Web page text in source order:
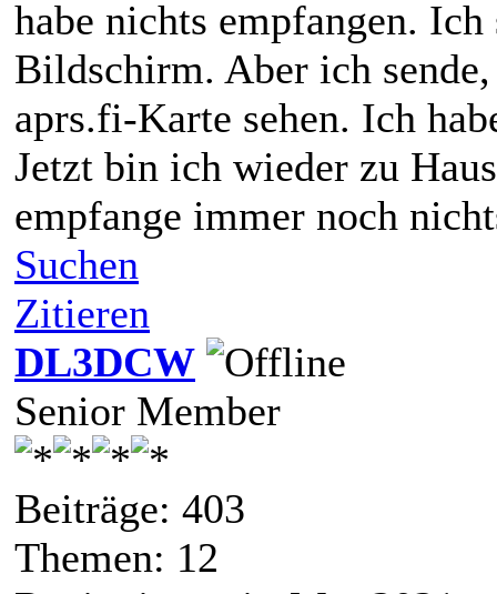
habe nichts empfangen.
Bildschirm. Aber ich
aprs.fi-Karte sehen. Ich
Jetzt bin ich wieder zu
empfange immer noch
Suchen
Zitieren
DL3DCW
Senior Member
Beiträge: 403
Themen: 12